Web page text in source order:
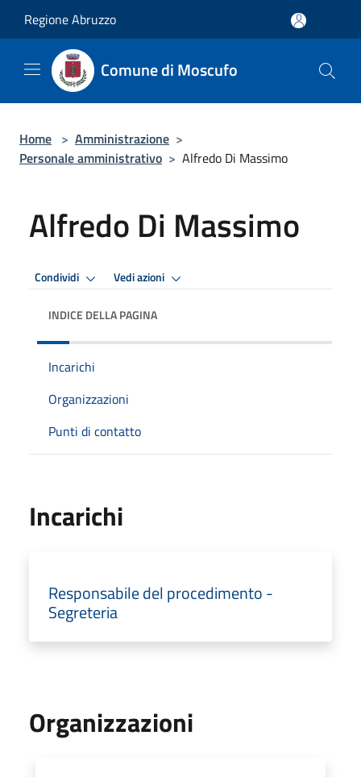
Regione Abruzzo
Comune di Moscufo
Home > Amministrazione >
Personale amministrativo > Alfredo Di Massimo
Alfredo Di Massimo
Condividi Vedi azioni
INDICE DELLA PAGINA
Incarichi
Organizzazioni
Punti di contatto
Incarichi
Responsabile del procedimento -
Segreteria
Organizzazioni